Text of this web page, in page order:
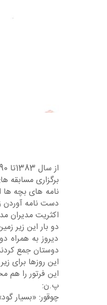
از سال 1383تا 1390 از همین زیر زمین «چوقور» و گنبدی به اکثریت شاگردان مدارس خودگردان مهاجرین در ایران پیک نوروزی و مجله آماده کرده و می فرستادیم.
برگزاری
نامه های بچه ها
دست نامه آوردن
اکثریت مدیران
دو بار این زیر
دیروز به همراه
دوستان جمع
این روزها برای
این فرتور را
پ.ن:
چوقور: «بسیار